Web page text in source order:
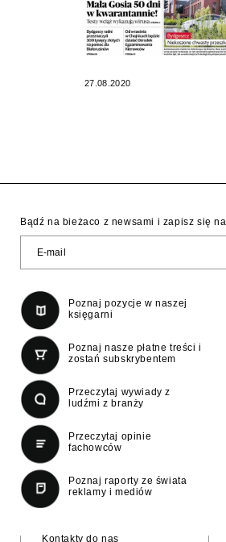
27.08.2020
Bądź na bieżaco z newsami i zapisz się
Poznaj pozycje w naszej
księgarni
Poznaj nasze płatne treści i
zostań subskrybentem
Przeczytaj wywiady z
ludźmi z branży
Przeczytaj opinie
fachowców
Poznaj raporty ze świata
reklamy i mediów
Kontakty do nas